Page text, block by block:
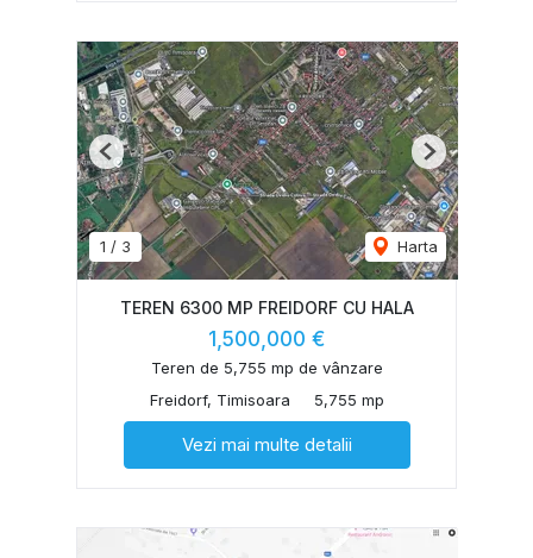
1 / 3 Harta
Previous Next
TEREN 6300 MP FREIDORF CU HALA
1,500,000 €
Teren de 5,755 mp de vânzare
Freidorf, Timisoara
5,755 mp
Vezi mai multe detalii